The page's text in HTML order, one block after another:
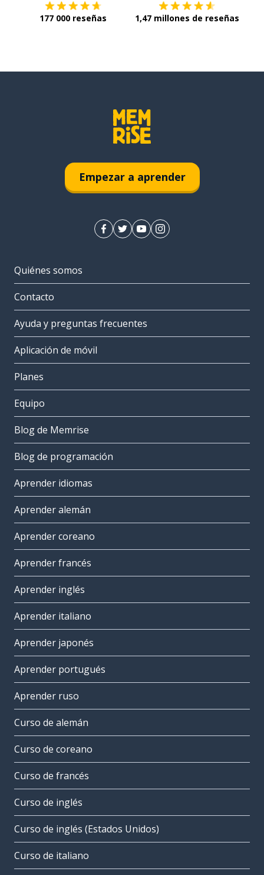
177 000 reseñas 1,47 millones de reseñas
Empezar a aprender
Quiénes somos
Contacto
Ayuda y preguntas frecuentes
Aplicación de móvil
Planes
Equipo
Blog de Memrise
Blog de programación
Aprender idiomas
Aprender alemán
Aprender coreano
Aprender francés
Aprender inglés
Aprender italiano
Aprender japonés
Aprender portugués
Aprender ruso
Curso de alemán
Curso de coreano
Curso de francés
Curso de inglés
Curso de inglés (Estados Unidos)
Curso de italiano